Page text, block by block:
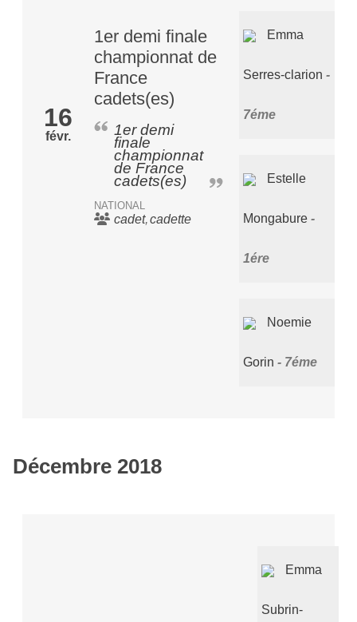
16
févr.
1er demi finale
championnat de
France
cadets(es)
1er demi
finale
championnat
de France
cadets(es)
NATIONAL
cadet cadette
Emma
Serres-clarion
7éme
Estelle
Mongabure
1ére
Noemie
Gorin 7éme
Décembre 2018
Emma
Subrin-